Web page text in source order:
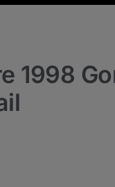
1998